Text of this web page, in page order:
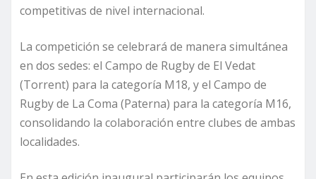
competitivas de nivel internacional.
La competición se celebrará de manera simultánea
en dos sedes: el Campo de Rugby de El Vedat
(Torrent) para la categoría M18, y el Campo de
Rugby de La Coma (Paterna) para la categoría M16,
consolidando la colaboración entre clubes de ambas
localidades.